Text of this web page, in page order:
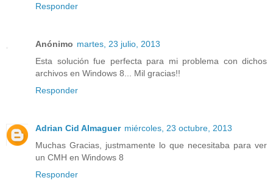
Responder
Anónimo martes, 23 julio, 2013
Esta solución fue perfecta para mi problema con dichos
archivos en Windows 8... Mil gracias!!
Responder
Adrian Cid Almaguer miércoles, 23 octubre, 2013
Muchas Gracias, justmamente lo que necesitaba para ver
un CMH en Windows 8
Responder